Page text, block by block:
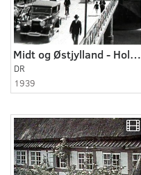
Midt og Østjylland - Holstebro 1939
DR
1939